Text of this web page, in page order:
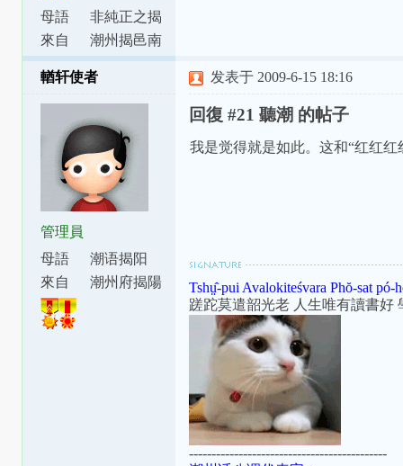
母語
非純正之揭
陽市區話
來自
潮州揭邑南
門外官溪都
仙橋溪墘 .
...
輶轩使者
管理員
母語
潮语揭阳
腔
來自
潮州府揭陽
发表于 2009-6-15 18:16
回復 #21 聽潮 的帖子
我是觉得就是如此。这和“红红红
Tshṳ̂-pui Avalokiteśvara Phŏ-sat pó-
蹉跎莫遣韶光老 人生唯有讀書好
--------------------------------------------